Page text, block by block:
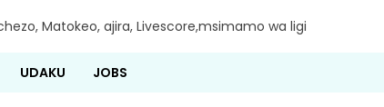
Matokeo, ajira, Livescore,msimamo wa ligi
UDAKU JOBS